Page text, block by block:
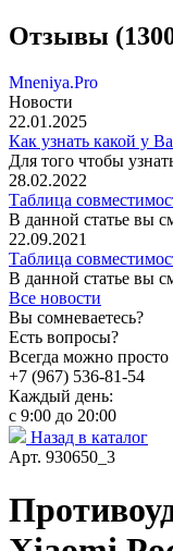
Отзывы
Mneniya.Pro
Новости
22.01.2025
Как узнать какой у
Для того чтобы
28.02.2022
Таблица
В данной статье вы
22.09.2021
Таблица
В данной статье вы
Все новости
Вы сомневаетесь?
Есть вопросы?
Всегда можно просто
+7 (967) 536-81-54
Каждый день:
с 9:00 до 20:00
Назад в каталог
Арт. 930650_3